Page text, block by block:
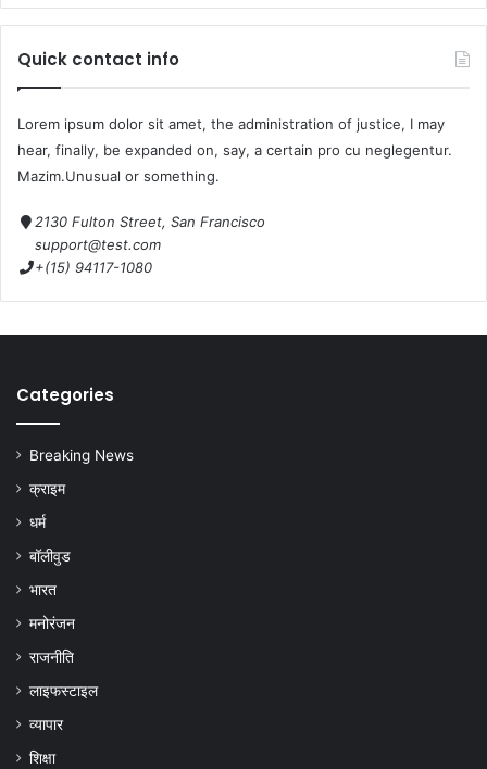
Quick contact info
Lorem ipsum dolor sit amet, the administration of justice, I may
hear, finally, be expanded on, say, a certain pro cu neglegentur.
Mazim.Unusual or something.
2130 Fulton Street, San Francisco
support@test.com
+(15) 94117-1080
Categories
Breaking News
क्राइम
धर्म
बॉलीवुड
भारत
मनोरंजन
राजनीति
लाइफस्टाइल
व्यापार
शिक्षा